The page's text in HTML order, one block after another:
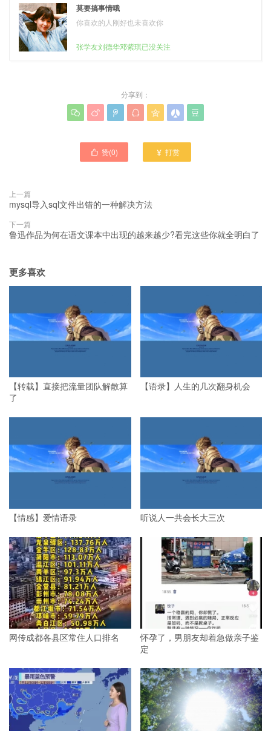
莫要搞事情哦
你喜欢的人刚好也未喜欢你
张学友刘德华邓紫琪已没关注
分享到：
      
 赞(0)  打赏
上一篇
mysql导入sql文件出错的一种解决方法
下一篇
鲁迅作品为何在语文课本中出现的越来越少?看完这些你就全明白了
更多喜欢
【转载】直接把流量团队解散算
了
【语录】人生的几次翻身机会
【情感】爱情语录 听说人一共会长大三次
网传成都各县区常住人口排名
怀孕了，男朋友却着急做亲子鉴
定